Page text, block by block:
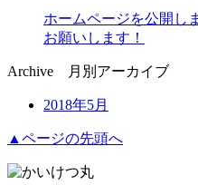
ホームページを公開し
お願いします！
Archive 月別アーカイブ
2018年5月
▲ページの先頭へ